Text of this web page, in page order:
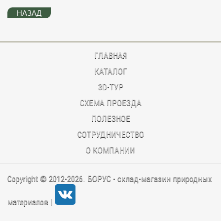
ГЛАВНАЯ
КАТАЛОГ
3D-ТУР
CХЕМА ПРОЕЗДА
ПОЛЕЗНОЕ
СОТРУДНИЧЕСТВО
О КОМПАНИИ
Copyright © 2012-2026. БОРУС - склад-магазин природных
материалов |